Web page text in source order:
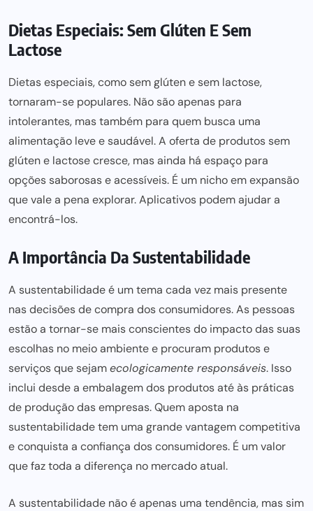
Dietas Especiais: Sem Glúten E Sem
Lactose
Dietas especiais, como sem glúten e sem lactose,
tornaram-se populares. Não são apenas para
intolerantes, mas também para quem busca uma
alimentação leve e saudável. A oferta de produtos sem
glúten e lactose cresce, mas ainda há espaço para
opções saborosas e acessíveis. É um nicho em expansão
que vale a pena explorar. Aplicativos podem ajudar a
encontrá-los.
A Importância Da Sustentabilidade
A sustentabilidade é um tema cada vez mais presente
nas decisões de compra dos consumidores. As pessoas
estão a tornar-se mais conscientes do impacto das suas
escolhas no meio ambiente e procuram produtos e
serviços que sejamecologicamente responsáveis. Isso
inclui desde a embalagem dos produtos até às práticas
de produção das empresas. Quem aposta na
sustentabilidade tem uma grande vantagem competitiva
e conquista a confiança dos consumidores. É um valor
que faz toda a diferença no mercado atual.
A sustentabilidade não é apenas uma tendência, mas sim